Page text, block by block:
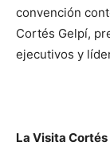
convención
Cortés Gelpí,
ejecutivos y
La Visita Cortés